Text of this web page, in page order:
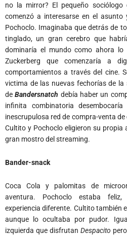
no la mirror? El pequeño
comenzó a interesarse en el
Pochoclo. Imaginaba que detrás de
tinglado, un gran cerebro que
dominaría el mundo como ahora lo
Zuckerberg que comenzaría a
comportamientos a través del cine.
victima de las nuevas fechorías de
deBandersnatch debía haber un
infinita combinatoria
inescrupulosa red de compra-venta
Cultito y Pochoclo eligieron su propia
gran mostro del streaming.
Bander-snack
Coca Cola y palomitas de
aventura. Pochoclo estaba feliz,
experiencia diferente. Cultito también
aunque lo ocultaba por pudor.
izquierda que disfrutan Despacito